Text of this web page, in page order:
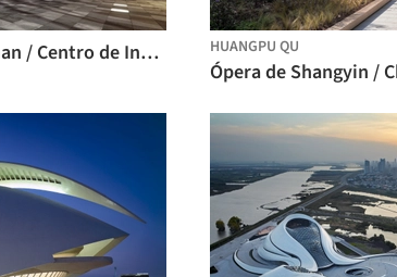
Gran Teatro de Kunshan / Centro de Investigación de Diseño Local, Grupo de Diseño e Investigación de Arquitectura de China HUANGPU QU